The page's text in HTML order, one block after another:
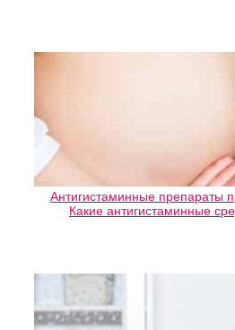
Антигистаминные препараты
Какие антигистаминные